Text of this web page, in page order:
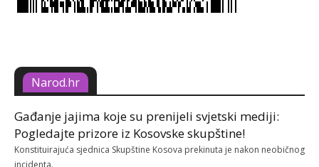
Narod.hr
Gađanje jajima koje su prenijeli svjetski mediji:
Pogledajte prizore iz Kosovske skupštine!
Konstituirajuća sjednica Skupštine Kosova prekinuta je nakon neobičnog